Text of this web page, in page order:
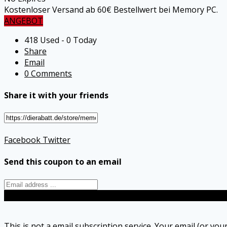
Kostenloser Versand ab 60€ Bestellwert bei Memory PC.
ANGEBOT
418 Used - 0 Today
Share
Email
0 Comments
Share it with your friends
Facebook Twitter
Send this coupon to an email